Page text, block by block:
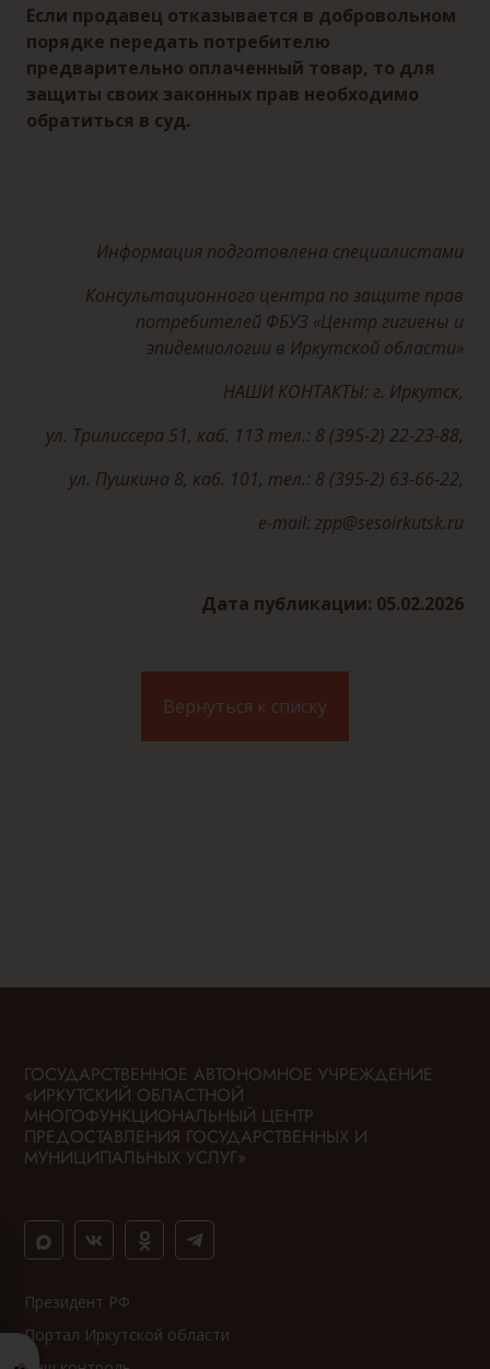
Если продавец отказывается в добровольном
порядке передать потребителю
предварительно оплаченный товар, то для
защиты своих законных прав необходимо
обратиться в суд.
Информация подготовлена специалистами
Консультационного центра по защите прав
потребителей ФБУЗ «Центр гигиены и
эпидемиологии в Иркутской области»
НАШИ КОНТАКТЫ: г. Иркутск,
ул. Трилиссера 51, каб. 113 тел.: 8 (395-2) 22-23-88,
ул. Пушкина 8, каб. 101, тел.: 8 (395-2) 63-66-22,
е-mail: zpp@sesoirkutsk.ru
Дата публикации: 05.02.2026
Вернуться к списку
ГОСУДАРСТВЕННОЕ АВТОНОМНОЕ УЧРЕЖДЕНИЕ
«ИРКУТСКИЙ ОБЛАСТНОЙ
МНОГОФУНКЦИОНАЛЬНЫЙ ЦЕНТР
ПРЕДОСТАВЛЕНИЯ ГОСУДАРСТВЕННЫХ И
МУНИЦИПАЛЬНЫХ УСЛУГ»
Президент РФ
Портал Иркутской области